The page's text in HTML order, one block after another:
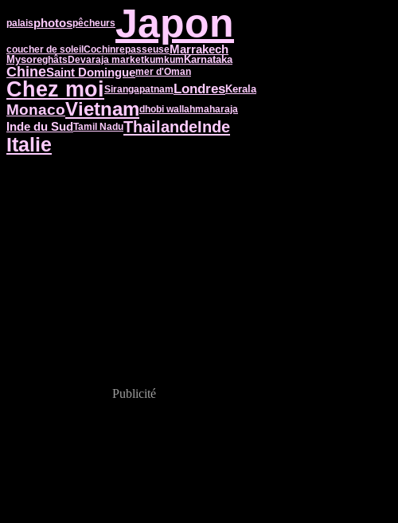
palaisphotospêcheursJapon
coucher de soleilCochinrepasseuseMarrakech
Mysoreghâts Devaraja marketkumkum Karnataka
ChineSaint Dominguemer d'Oman
Chez moiSirangapatnamLondresKerala
MonacoVietnamdhobi wallahmaharaja
Inde du Sud Tamil NaduThailandeInde
Italie
Publicité